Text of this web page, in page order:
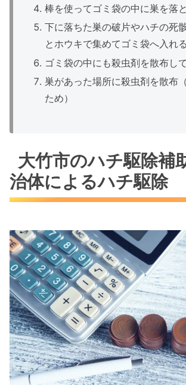
棒を使ってゴミ袋の中に巣を落
下に落ちた巣の破片やハチの死
とホウキで集めてゴミ袋へ入れる
ゴミ袋の中にも殺虫剤を散布し
巣があった場所に殺虫剤を散布
ため）
大竹市のハチ駆除補
治体によるハチ駆除